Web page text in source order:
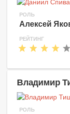
РОЛЬ
Алексей
РЕЙТИНГ
Владимир
РОЛЬ